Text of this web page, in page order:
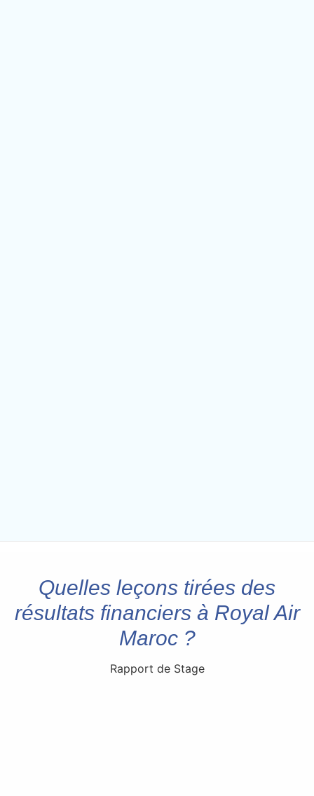
Quelles leçons tirées des
résultats financiers à Royal Air
Maroc ?
Rapport de Stage